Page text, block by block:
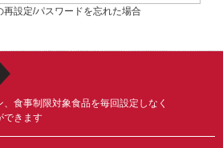
再設定/パスワードを忘れた場合
、食事制限対象食品を毎回設定しなく
できます